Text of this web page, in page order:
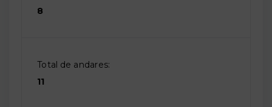
8
Total de andares:
11